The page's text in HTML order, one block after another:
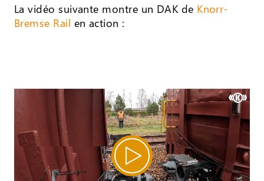
La vidéo suivante montre un DAK de Knorr-
Bremse Rail en action :